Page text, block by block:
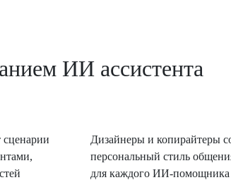
ИИ ассистента
сценарии
Дизайнеры и копирайтеры
персональный стиль
для каждого ИИ-помощника